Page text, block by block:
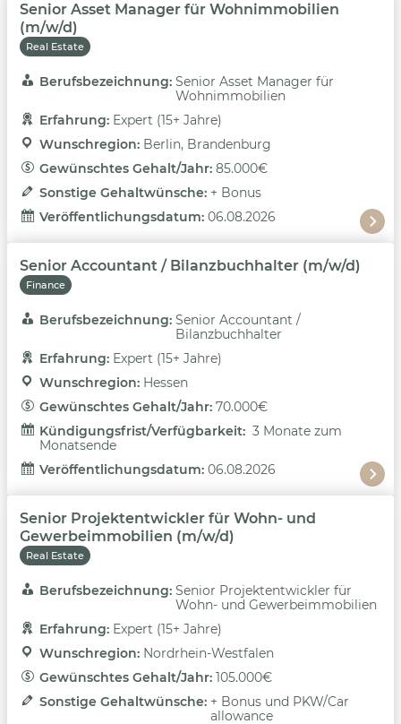
Senior Asset Manager für Wohnimmobilien
(m/w/d)
Real Estate
Berufsbezeichnung: Senior Asset Manager für
Wohnimmobilien
Erfahrung: Expert (15+ Jahre)
Wunschregion: Berlin, Brandenburg
Gewünschtes Gehalt/Jahr: 85.000€
Sonstige Gehaltwünsche: + Bonus
Veröffentlichungsdatum: 06.08.2026
Senior Accountant / Bilanzbuchhalter (m/w/d)
Finance
Berufsbezeichnung: Senior Accountant /
Bilanzbuchhalter
Erfahrung: Expert (15+ Jahre)
Wunschregion: Hessen
Gewünschtes Gehalt/Jahr: 70.000€
Kündigungsfrist/Verfügbarkeit: 3 Monate zum
Monatsende
Veröffentlichungsdatum: 06.08.2026
Senior Projektentwickler für Wohn- und
Gewerbeimmobilien (m/w/d)
Real Estate
Berufsbezeichnung: Senior Projektentwickler für
Wohn- und Gewerbeimmobilien
Erfahrung: Expert (15+ Jahre)
Wunschregion: Nordrhein-Westfalen
Gewünschtes Gehalt/Jahr: 105.000€
Sonstige Gehaltwünsche: + Bonus und PKW/Car
allowance